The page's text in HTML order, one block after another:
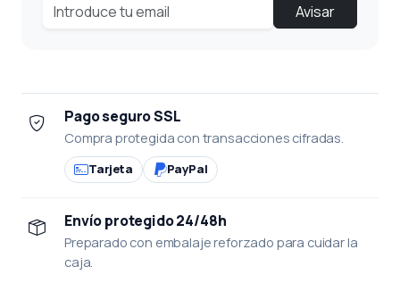
Avisar
Pago seguro SSL
Compra protegida con transacciones cifradas.
Tarjeta PayPal
Envío protegido 24/48h
Preparado con embalaje reforzado para cuidar la
caja.